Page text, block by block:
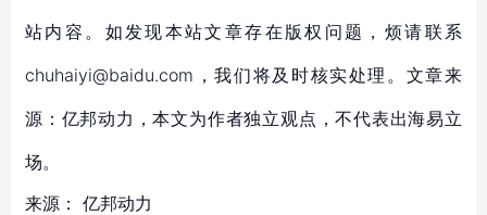
站内容。如发现本站文章存在版权问题，烦请联系
chuhaiyi@baidu.com，我们将及时核实处理。文章来
源：亿邦动力，本文为作者独立观点，不代表出海易立
场。
来源： 亿邦动力